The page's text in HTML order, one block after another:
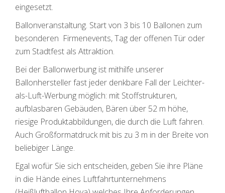
eingesetzt.
Ballonveranstaltung. Start von 3 bis 10 Ballonen zum
besonderen Firmenevents, Tag der offenen Tür oder
zum Stadtfest als Attraktion.
Bei der Ballonwerbung ist mithilfe unserer
Ballonhersteller fast jeder denkbare Fall der Leichter-
als-Luft-Werbung möglich: mit Stoffstrukturen,
aufblasbaren Gebäuden, Bären über 52 m höhe,
riesige Produktabbildungen, die durch die Luft fahren.
Auch Großformatdruck mit bis zu 3 m in der Breite von
beliebiger Länge.
Egal wofür Sie sich entscheiden, geben Sie ihre Pläne
in die Hände eines Luftfahrtunternehmens